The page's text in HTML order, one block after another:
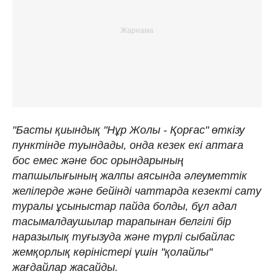
"Басты қиындық "Нұр Жолы - Қорғас" өткізу
пунктінде туындады, онда кезек екі аптаға
бос емес және бос орындарының
тапшылығының жалпы аясында әлеуметтік
желілерде және бейінді чаттарда кезекті сату
туралы ұсыныстар пайда болды, бұл адал
тасымалдаушылар тарапынан белгілі бір
наразылық туғызуда және түрлі сыбайлас
жемқорлық көріністері үшін "қолайлы"
жағдайлар жасайды.